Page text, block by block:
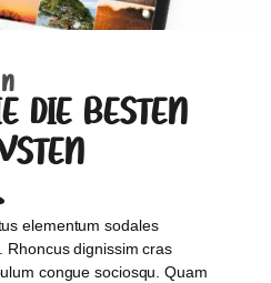
DIE BESTEN
elementum sodales
Rhoncus dignissim cras
congue sociosqu. Quam